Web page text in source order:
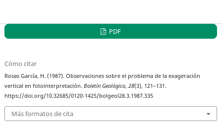
PDF
Cómo citar
Rosas García, H. (1987). Observaciones sobre el problema de la exageración
vertical en fotointerpretación.Boletín Geológico,28(3), 121–131.
https://doi.org/10.32685/0120-1425/bolgeol28.3.1987.335
Más formatos de cita